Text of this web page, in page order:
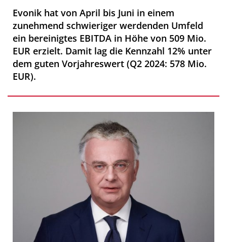
Evonik hat von April bis Juni in einem
zunehmend schwieriger werdenden Umfeld
ein bereinigtes EBITDA in Höhe von 509 Mio.
EUR erzielt. Damit lag die Kennzahl 12% unter
dem guten Vorjahreswert (Q2 2024: 578 Mio.
EUR).